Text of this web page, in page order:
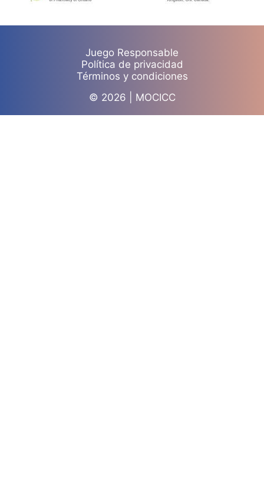
Juego Responsable
Política de privacidad
Términos y condiciones
© 2026 | MOCICC